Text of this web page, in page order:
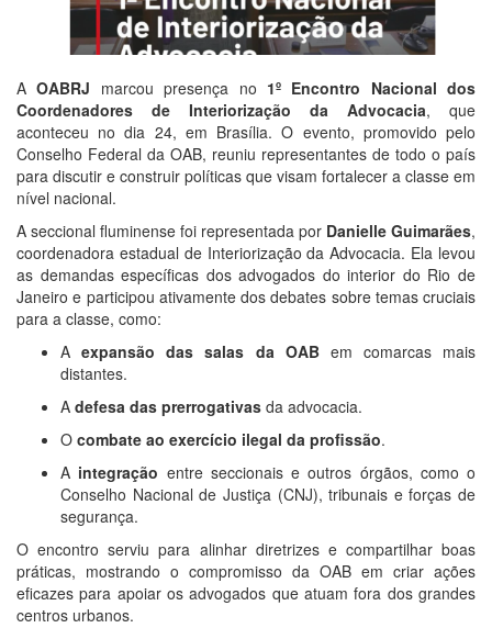
AOABRJ marcou presença no 1º Encontro Nacional dos
Coordenadores de Interiorização da Advocacia, que
aconteceu no dia 24, em Brasília. O evento, promovido pelo
Conselho Federal da OAB, reuniu representantes de todo o país
para discutir e construir políticas que visam fortalecer a classe em
nível nacional.
A seccional fluminense foi representada por Danielle Guimarães,
coordenadora estadual de Interiorização da Advocacia. Ela levou
as demandas específicas dos advogados do interior do Rio de
Janeiro e participou ativamente dos debates sobre temas cruciais
para a classe, como:
Aexpansão das salas da OABem comarcas mais
distantes.
A defesa das prerrogativas da advocacia.
O combate ao exercício ilegal da profissão.
A integração entre seccionais e outros órgãos, como o
Conselho Nacional de Justiça (CNJ), tribunais e forças de
segurança.
O encontro serviu para alinhar diretrizes e compartilhar boas
práticas, mostrando o compromisso da OAB em criar ações
eficazes para apoiar os advogados que atuam fora dos grandes
centros urbanos.